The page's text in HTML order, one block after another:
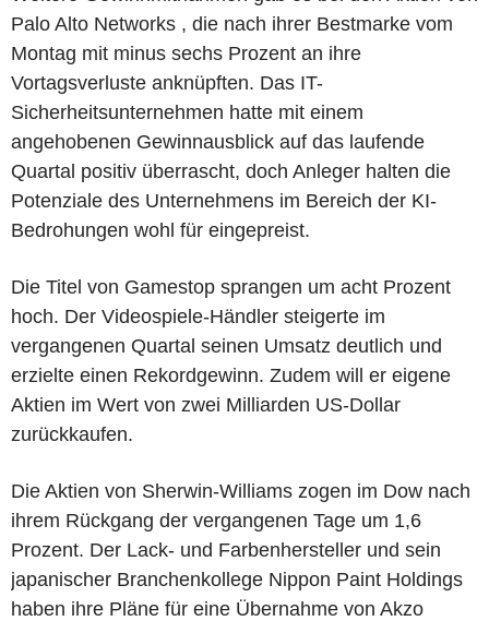
Palo Alto Networks , die nach ihrer Bestmarke vom
Montag mit minus sechs Prozent an ihre
Vortagsverluste anknüpften. Das IT-
Sicherheitsunternehmen hatte mit einem
angehobenen Gewinnausblick auf das laufende
Quartal positiv überrascht, doch Anleger halten die
Potenziale des Unternehmens im Bereich der KI-
Bedrohungen wohl für eingepreist.
Die Titel von Gamestop sprangen um acht Prozent
hoch. Der Videospiele-Händler steigerte im
vergangenen Quartal seinen Umsatz deutlich und
erzielte einen Rekordgewinn. Zudem will er eigene
Aktien im Wert von zwei Milliarden US-Dollar
zurückkaufen.
Die Aktien von Sherwin-Williams zogen im Dow nach
ihrem Rückgang der vergangenen Tage um 1,6
Prozent. Der Lack- und Farbenhersteller und sein
japanischer Branchenkollege Nippon Paint Holdings
haben ihre Pläne für eine Übernahme von Akzo